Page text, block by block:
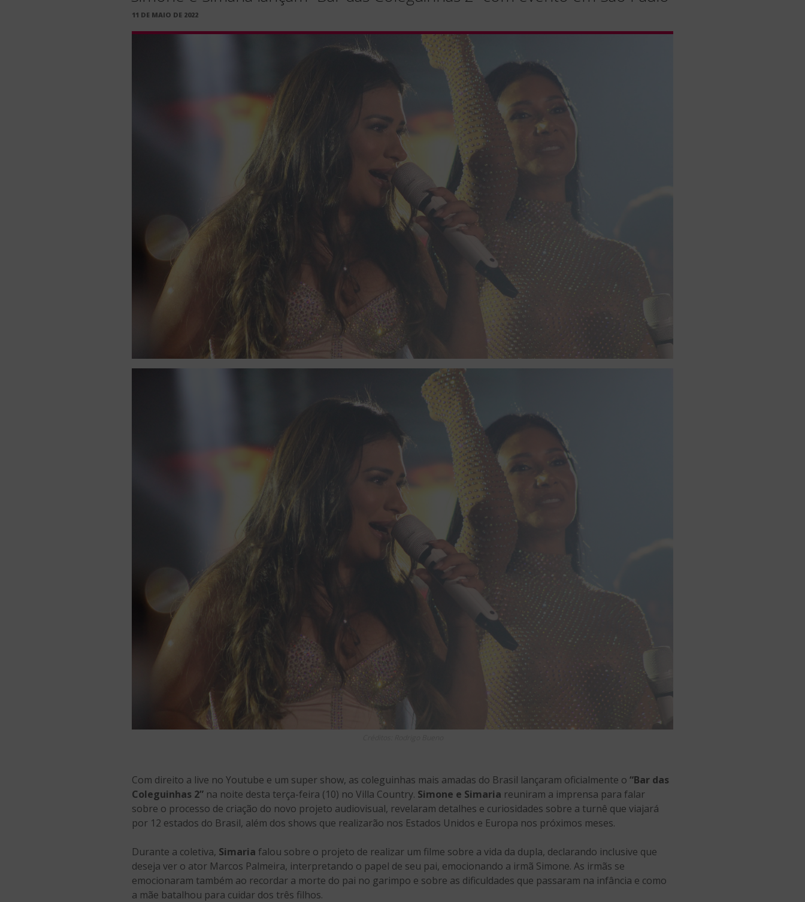
PUBLICADO
11 DE MAIO DE 2022
Com direito a live no Youtube e um super show, as coleguinhas mais amadas do Brasil lançaram oficialmente o “Bar das
Coleguinhas 2” na noite desta terça-feira (10) no Villa Country. Simone e Simaria reuniram a imprensa para falar
sobre o processo de criação do novo projeto audiovisual, revelaram detalhes e curiosidades sobre a turnê que viajará
por 12 estados do Brasil, além dos shows que realizarão nos Estados Unidos e Europa nos próximos meses.
Durante a coletiva, Simaria falou sobre o projeto de realizar um filme sobre a vida da dupla, declarando inclusive que
deseja ver o ator Marcos Palmeira, interpretando o papel de seu pai, emocionando a irmã Simone. As irmãs se
emocionaram também ao recordar a morte do pai no garimpo e sobre as dificuldades que passaram na infância e como
a mãe batalhou para cuidar dos três filhos.